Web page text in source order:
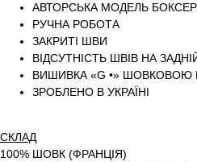
АВТОРСЬКА МОДЕЛЬ
РУЧНА РОБОТА
ЗАКРИТІ ШВИ
ВІДСУТНІСТЬ ШВІВ НА
ВИШИВКА «G •»
ЗРОБЛЕНО В УКРАЇНІ
СКЛАД
100% ШОВК (ФРАНЦІЯ)